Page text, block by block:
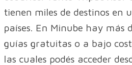
tienen miles de destinos en
países. En Minube hay más
guías gratuitas o a bajo
las cuales podés acceder